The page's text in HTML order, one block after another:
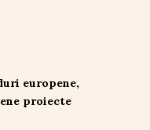
europene
proiecte